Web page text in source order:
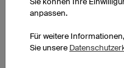
anpassen.
Für weitere
Sie unsere